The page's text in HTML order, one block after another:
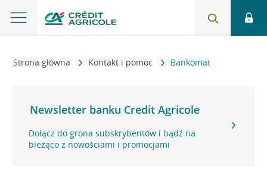
Strona główna Kontakt i pomoc Bankomat
Newsletter banku Credit Agricole
Dołącz do grona subskrybentów i bądź na
bieżąco z nowościami i promocjami